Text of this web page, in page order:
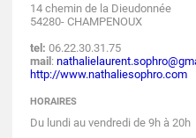
14 chemin de la Dieudonnée
54280- CHAMPENOUX
tel: 06.22.30.31.75
mail:
http://www.nathaliesophro.com
HORAIRES
Du lundi au vendredi de 9h à 20h